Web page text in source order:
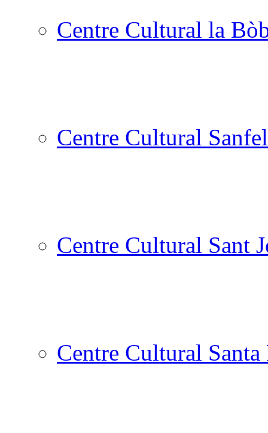
Centre Cultural la
Centre Cultural
Centre Cultural Sant
Centre Cultural